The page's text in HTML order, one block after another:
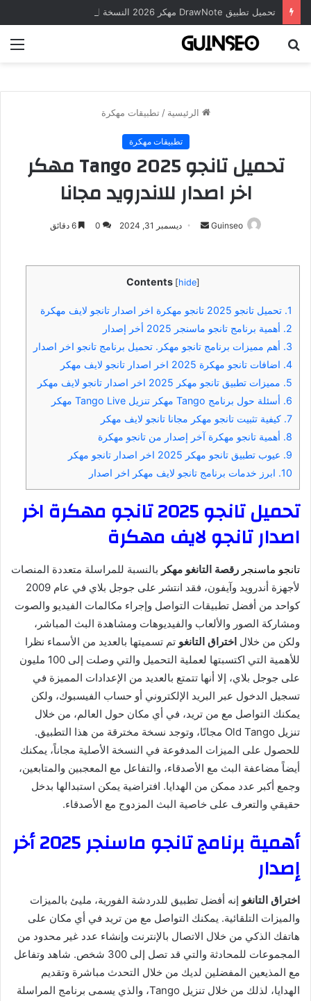
الرئيسية / تطبيقات مهكرة
تطبيقات مهكرة
تحميل تانجو 2025 Tango مهكر
اخر اصدار للاندرويد مجانا
Guinseo
أرسل ديسمبر 31, 2024 0
Contents [hide]
1. تحميل تانجو 2025 تانجو مهكرة اخر اصدار تانجو لايف مهكرة
2. أهمية برنامج تانجو ماسنجر 2025 أخر إصدار
3. أهم مميزات برنامج تانجو مهكر. تحميل برنامج تانجو اخر اصدار
4. اضافات تانجو مهكرة 2025 اخر اصدار تانجو لايف مهكر
5. مميزات تطبيق تانجو مهكر 2025 اخر اصدار تانجو لايف مهكر
6. أسئلة حول برنامج Tango مهكر تنزيل Tango Live مهكر
7. كيفية تثبيت تانجو مهكر مجانا تانجو لايف مهكر
8. أهمية تانجو مهكرة آخر إصدار من تانجو مهكرة
9. عيوب تطبيق تانجو مهكر 2025 اخر اصدار تانجو مهكر
10. ابرز خدمات برنامج تانجو لايف مهكر اخر اصدار
تحميل تانجو 2025 تانجو مهكرة اخر
اصدار تانجو لايف مهكرة
تانجو ماسنجر رقصة التانغو مهكر بالنسبة للمراسلة متعددة المنصات
لأجهزة أندرويد وآيفون، فقد انتشر على جوجل بلاي في عام 2009
كواحد من أفضل تطبيقات التواصل وإجراء مكالمات الفيديو والصوت
ومشاركة الصور والألعاب والفيديوهات ومشاهدة البث المباشر،
ولكن من خلال اختراق التانغو تم تسميتها بالعديد من الأسماء نظرا
للأهمية التي اكتسبتها لعملية التحميل والتي وصلت إلى 100 مليون
على جوجل بلاي، إلا أنها تتمتع بالعديد من الإعدادات المميزة في
تسجيل الدخول عبر البريد الإلكتروني أو حساب الفيسبوك، ولكن
يمكنك التواصل مع من تريد، في أي مكان حول العالم، من خلال
تنزيل Old Tango مجانًا، وتوجد نسخة مخترقة من هذا التطبيق.
للحصول على الميزات المدفوعة في النسخة الأصلية مجاناً، يمكنك
أيضاً مضاعفة البث مع الأصدقاء، والتفاعل مع المعجبين والمتابعين،
وجمع أكبر عدد ممكن من الهدايا. افتراضية يمكن استبدالها بدخل
حقيقي والتعرف على خاصية البث المزدوج مع الأصدقاء.
أهمية برنامج تانجو ماسنجر 2025 أخر
إصدار
اختراق التانغو إنه أفضل تطبيق للدردشة الفورية، مليئ بالميزات
والميزات التلقائية. يمكنك التواصل مع من تريد في أي مكان على
هاتفك الذكي من خلال الاتصال بالإنترنت وإنشاء عدد غير محدود من
المجموعات للمحادثة والتي قد تصل إلى 300 شخص. شاهد وتفاعل
مع المذيعين المفضلين لديك من خلال التحدث مباشرة وتقديم
الهدايا، لذلك من خلال تنزيل Tango، والذي يسمى برنامج المراسلة